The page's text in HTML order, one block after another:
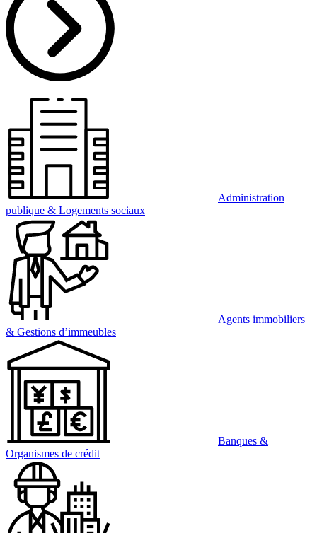
Administration
publique & Logements sociaux
Agents immobiliers
& Gestions d’immeubles
Banques &
Organismes de crédit